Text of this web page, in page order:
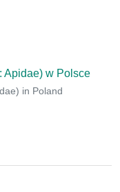
Apidae) w Polsce
in Poland